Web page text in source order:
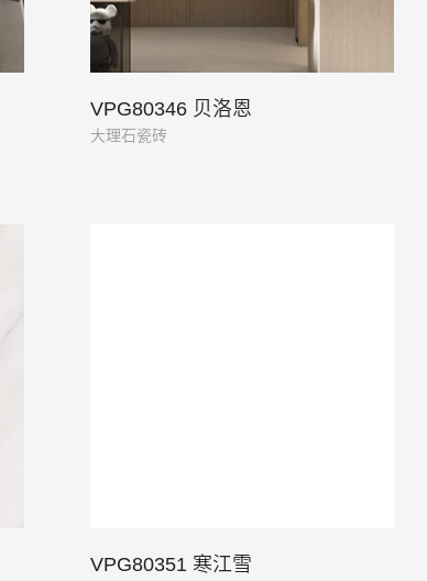
VPG80346 贝洛恩
大理石瓷砖
VPG80351 寒江雪